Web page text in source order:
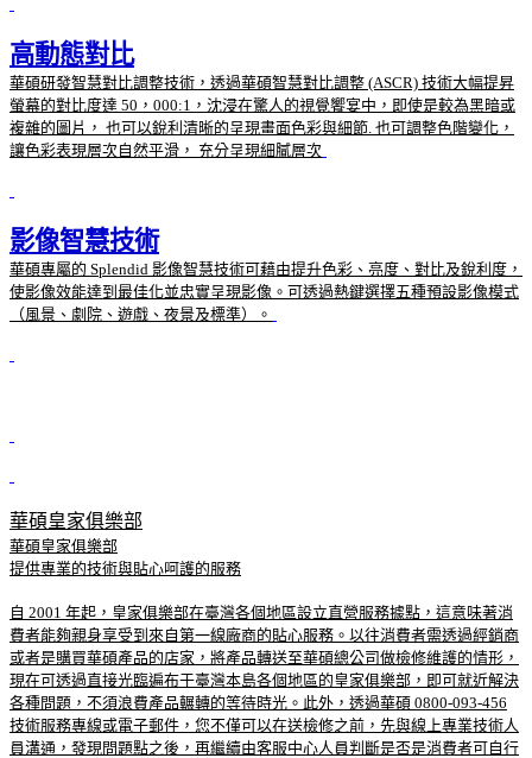
高動態對比
華碩研發智慧對比調整技術，透過華碩智慧對比調整 (ASCR) 技術大幅提昇
螢幕的對比度達 50，000:1，沈浸在驚人的視覺饗宴中，即使是較為黑暗或
複雜的圖片， 也可以銳利清晰的呈現畫面色彩與細節. 也可調整色階變化，
讓色彩表現層次自然平滑， 充分呈現細膩層次
影像智慧技術
華碩專屬的 Splendid 影像智慧技術可藉由提升色彩、亮度、對比及銳利度，
使影像效能達到最佳化並忠實呈現影像。可透過熱鍵選擇五種預設影像模式
（風景、劇院、遊戲、夜景及標準）。
華碩皇家俱樂部
華碩皇家俱樂部
提供專業的技術與貼心呵護的服務
自 2001 年起，皇家俱樂部在臺灣各個地區設立直營服務據點，這意味著消
費者能夠親身享受到來自第一線廠商的貼心服務。以往消費者需透過經銷商
或者是購買華碩產品的店家，將產品轉送至華碩總公司做檢修維護的情形，
現在可透過直接光臨遍布于臺灣本島各個地區的皇家俱樂部，即可就近解決
各種問題，不須浪費產品輾轉的等待時光。此外，透過華碩 0800-093-456
技術服務專線或電子郵件，您不僅可以在送檢修之前，先與線上專業技術人
員溝通，發現問題點之後，再繼續由客服中心人員判斷是否是消費者可自行